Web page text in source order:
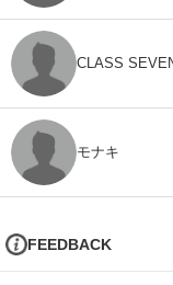
CLASS
モナキ
FEEDBACK